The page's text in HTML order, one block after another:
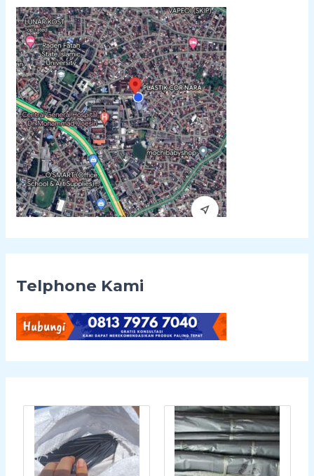
t
u
k
:
Telphone Kami